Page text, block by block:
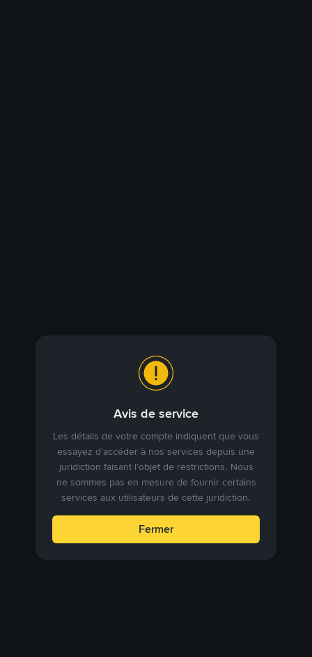
Avis de service
Les détails de votre compte indiquent que vous
essayez d’accéder à nos services depuis une
juridiction faisant l’objet de restrictions. Nous
ne sommes pas en mesure de fournir certains
services aux utilisateurs de cette juridiction.
Fermer